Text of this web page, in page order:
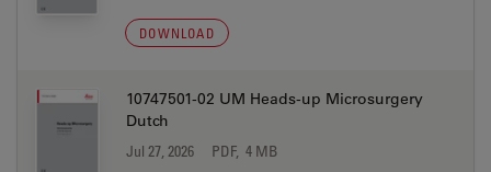
DOWNLOAD
10747501-02 UM Heads-up Microsurgery
Dutch
Jul 27, 2026 PDF, 4 MB